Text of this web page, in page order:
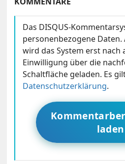
Das DISQUS-
personenbezogene Daten.
wird das System erst nach
Einwilligung über die
Schaltfläche geladen. Es
Datenschutzerklärung.
laden